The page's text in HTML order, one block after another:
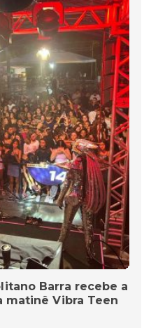
Barra recebe a
matinê Vibra Teen